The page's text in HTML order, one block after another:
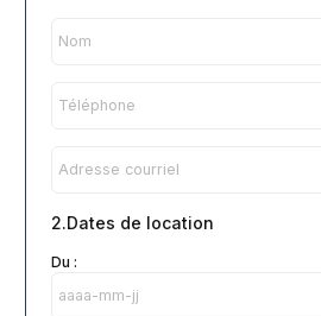
2.Dates de location
Du :